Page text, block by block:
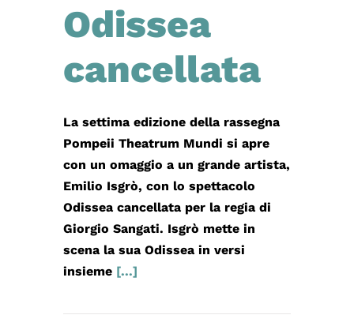
Odissea
cancellata
La settima edizione della rassegna
Pompeii Theatrum Mundi si apre
con un omaggio a un grande artista,
Emilio Isgrò, con lo spettacolo
Odissea cancellata per la regia di
Giorgio Sangati. Isgrò mette in
scena la sua Odissea in versi
insieme [...]